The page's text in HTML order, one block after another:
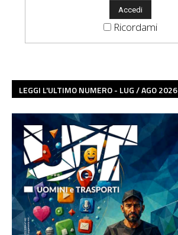
Ricordami
LEGGI L'ULTIMO NUMERO - LUG / AGO 2026